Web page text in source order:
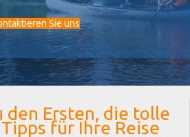
Sie uns
den Ersten, die tolle
für Ihre Reise